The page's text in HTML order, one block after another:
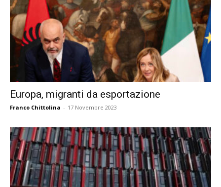
Europa, migranti da esportazione
Franco Chittolina - 17 Novembre 2023